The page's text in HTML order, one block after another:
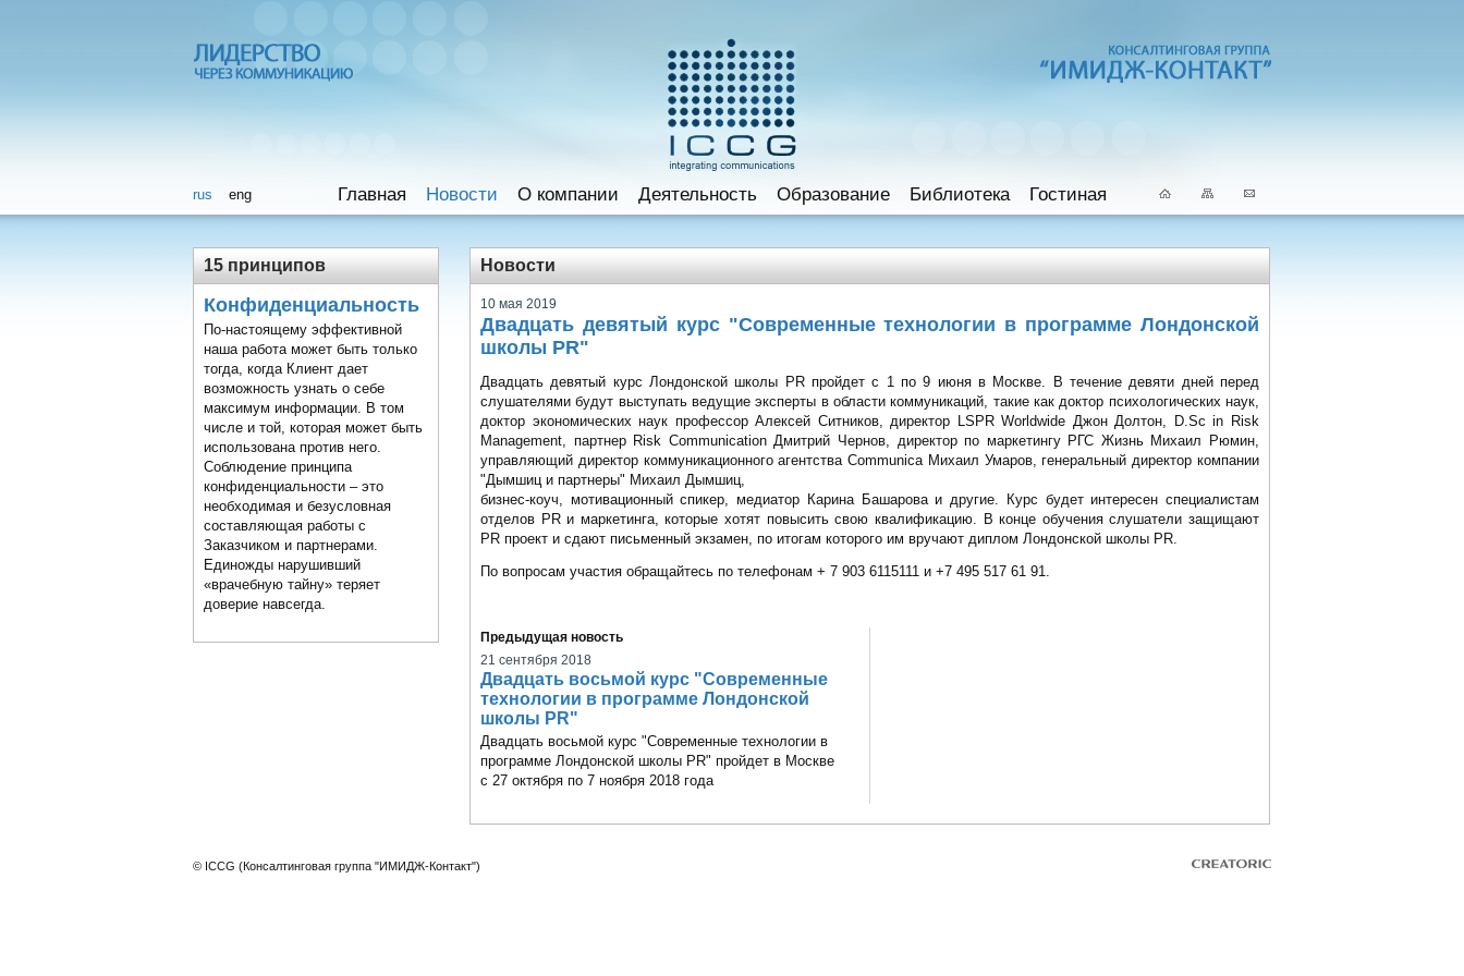
rus eng Главная Новости O компании Деятельность Образование Библиотека Гостиная
15 принципов
Конфиденциальность
По-настоящему эффективной
наша работа может быть только
тогда, когда Клиент дает
возможность узнать о себе
максимум информации. В том
числе и той, которая может быть
использована против него.
Соблюдение принципа
конфиденциальности – это
необходимая и безусловная
составляющая работы с
Заказчиком и партнерами.
Единожды нарушивший
«врачебную тайну» теряет
доверие навсегда.
Новости
10 мая 2019
Двадцать девятый курс "Современные технологии в программе Лондонской
школы PR"
Двадцать девятый курс Лондонской школы PR пройдет с 1 по 9 июня в Москве. В течение девяти дней перед
слушателями будут выступать ведущие эксперты в области коммуникаций, такие как доктор психологических наук,
доктор экономических наук профессор Алексей Ситников, директор LSPR Worldwide Джон Долтон, D.Sc in Risk
Management, партнер Risk Communication Дмитрий Чернов, директор по маркетингу РГС Жизнь Михаил Рюмин,
управляющий директор коммуникационного агентства Communica Михаил Умаров, генеральный директор компании
"Дымшиц и партнеры" Михаил Дымшиц,
бизнес-коуч, мотивационный спикер, медиатор Карина Башарова и другие. Курс будет интересен специалистам
отделов PR и маркетинга, которые хотят повысить свою квалификацию. В конце обучения слушатели защищают
PR проект и сдают письменный экзамен, по итогам которого им вручают диплом Лондонской школы PR.
По вопросам участия обращайтесь по телефонам + 7 903 6115111 и +7 495 517 61 91.
Предыдущая новость
21 сентября 2018
Двадцать восьмой курс "Современные
технологии в программе Лондонской
школы PR"
Двадцать восьмой курс "Современные технологии в
программе Лондонской школы PR" пройдет в Москве
с 27 октября по 7 ноября 2018 года
© ICCG (Консалтинговая группа "ИМИДЖ-Контакт")